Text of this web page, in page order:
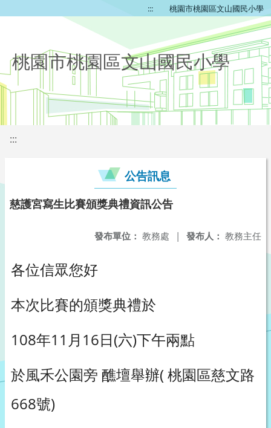
::: 桃園市桃園區文山國民小學
桃園市桃園區文山國民小學
:::
公告訊息
慈護宮寫生比賽頒獎典禮資訊公告
發布人： 教務主任
發布單位： 教務處 |
各位信眾您好
本次比賽的頒獎典禮於
108年11月16日(六)下午兩點
於風禾公園旁 醮壇舉辦( 桃園區慈文路
668號)